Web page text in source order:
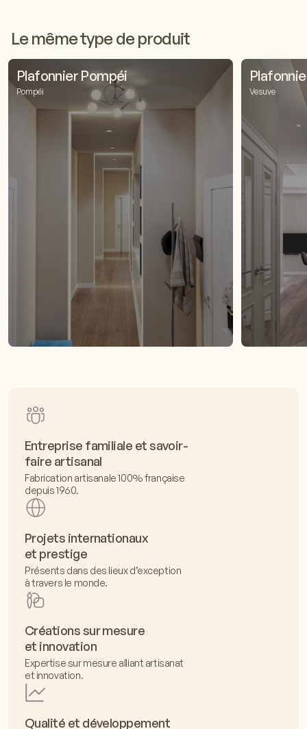
Le même type de produit
Plafonnier Pompéi
Pompéi Vesuve
Entreprise familiale et savoir-
faire artisanal
Fabrication artisanale 100% française
depuis 1960.
Projets internationaux
et prestige
Présents dans des lieux d’exception
à travers le monde.
Créations sur mesure
et innovation
Expertise sur mesure alliant artisanat
et innovation.
Qualité et développement